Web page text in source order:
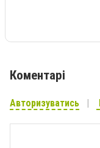
Коментарі
Авторизуватись